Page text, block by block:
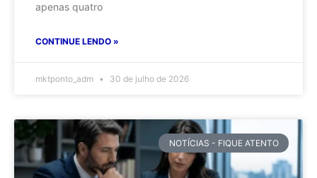
apenas quatro
CONTINUE LENDO »
mktponto_adm 30 de julho de 2026
NOTÍCIAS - FIQUE ATENTO